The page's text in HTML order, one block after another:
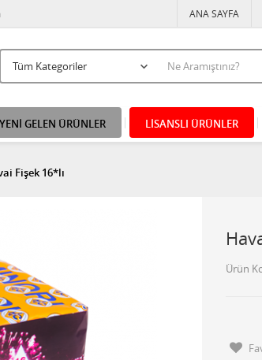
ANA SAYFA
YENİ GELEN ÜRÜNLER LİSANSLI ÜRÜNLER
Fişek 16*lı
Ürün